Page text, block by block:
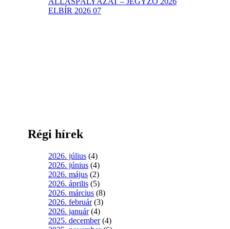
ELBÍR 2026 07
Régi hírek
2026. július (4)
2026. június (4)
2026. május (2)
2026. április (5)
2026. március (8)
2026. február(3)
2026. január(4)
2025. december(4)